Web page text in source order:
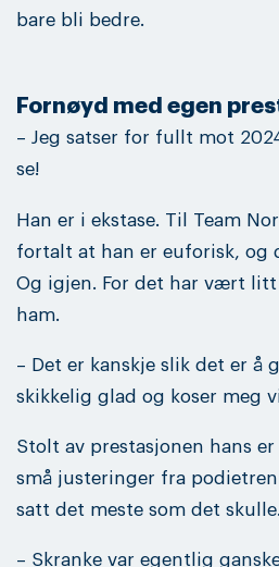
bare bli bedre.
Fornøyd med egen
– Jeg satser for fullt mot
se!
Han er i ekstase. Til Team
fortalt at han er euforisk, og
Og igjen. For det har vært litt
ham.
– Det er kanskje slik det er å
skikkelig glad og koser meg
Stolt av prestasjonen hans
små justeringer fra
satt det meste som det skulle.
– Skranke var egentlig